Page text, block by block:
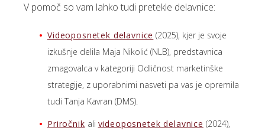
V pomoč so vam lahko tudi pretekle delavnice:
Videoposnetek delavnice (2025), kjer je svoje
izkušnje delila Maja Nikolić (NLB), predstavnica
zmagovalca v kategoriji Odličnost marketinške
strategije, z uporabnimi nasveti pa vas je opremila
tudi Tanja Kavran (DMS).
Priročnik ali videoposnetek delavnice (2024),